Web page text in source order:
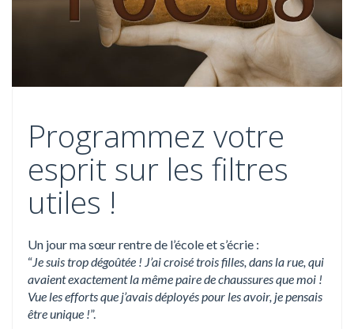
Programmez votre
esprit sur les filtres
utiles !
Un jour ma sœur rentre de l’école et s’écrie :
“Je suis trop dégoûtée ! J’ai croisé trois filles, dans la rue, qui
avaient exactement la même paire de chaussures que moi !
Vue les efforts que j’avais déployés pour les avoir, je pensais
être unique !”.